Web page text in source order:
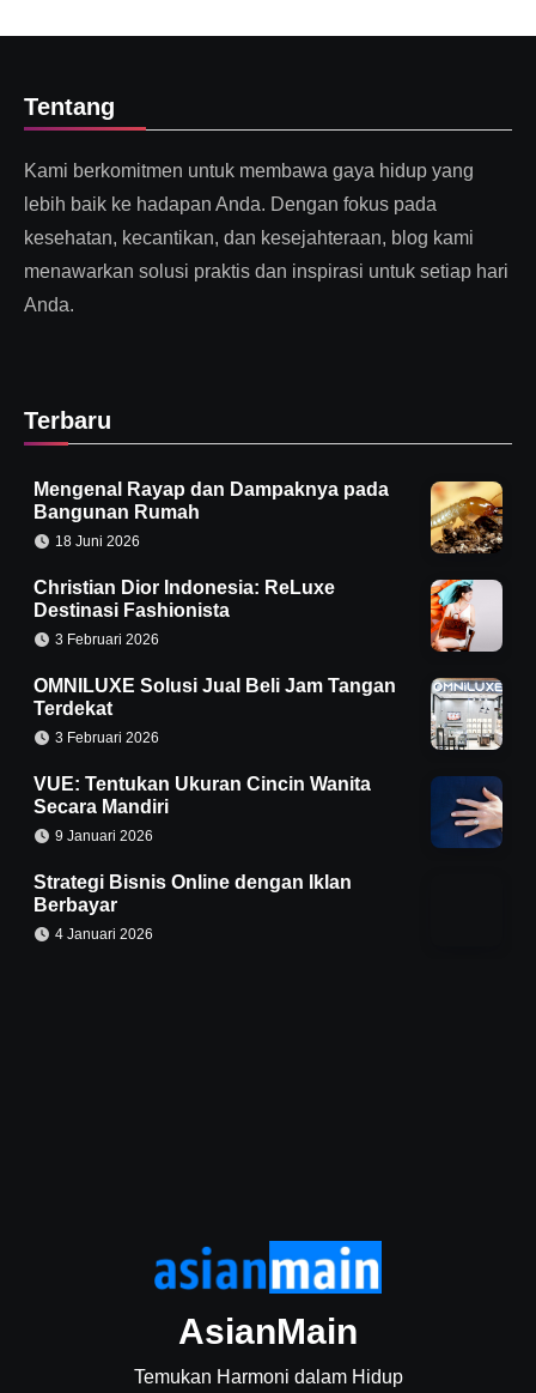
Tentang
Kami berkomitmen untuk membawa gaya hidup yang
lebih baik ke hadapan Anda. Dengan fokus pada
kesehatan, kecantikan, dan kesejahteraan, blog kami
menawarkan solusi praktis dan inspirasi untuk setiap hari
Anda.
Terbaru
Mengenal Rayap dan Dampaknya pada
Bangunan Rumah
18 Juni 2026
Christian Dior Indonesia: ReLuxe
Destinasi Fashionista
3 Februari 2026
OMNILUXE Solusi Jual Beli Jam Tangan
Terdekat
3 Februari 2026
VUE: Tentukan Ukuran Cincin Wanita
Secara Mandiri
9 Januari 2026
Strategi Bisnis Online dengan Iklan
Berbayar
4 Januari 2026
AsianMain
Temukan Harmoni dalam Hidup